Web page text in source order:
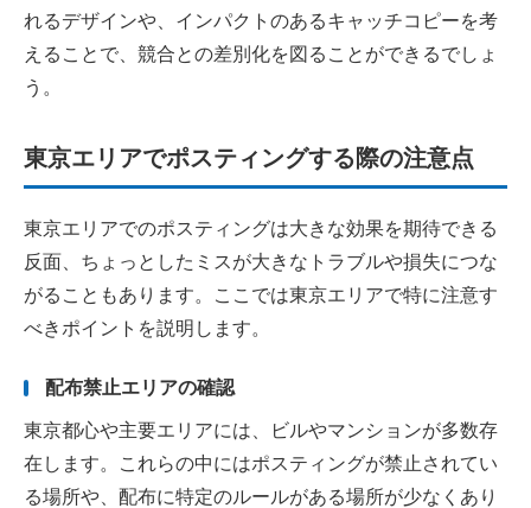
れるデザインや、インパクトのあるキャッチコピーを考
えることで、競合との差別化を図ることができるでしょ
う。
東京エリアでポスティングする際の注意点
東京エリアでのポスティングは大きな効果を期待できる
反面、ちょっとしたミスが大きなトラブルや損失につな
がることもあります。ここでは東京エリアで特に注意す
べきポイントを説明します。
配布禁止エリアの確認
東京都心や主要エリアには、ビルやマンションが多数存
在します。これらの中にはポスティングが禁止されてい
る場所や、配布に特定のルールがある場所が少なくあり